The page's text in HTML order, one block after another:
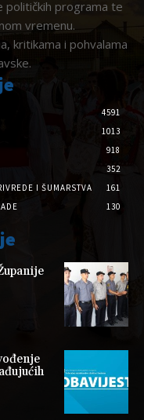
političkih programa te
vremenu.
kritikama i pohvalama
4591
1013
918
352
I ŠUMARSTVA
161
130